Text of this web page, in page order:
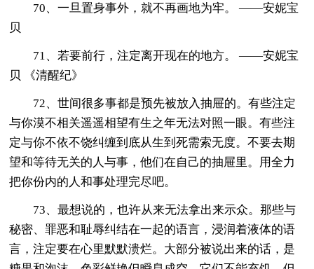
70、一旦置身事外，就不再画地为牢。 ——安妮宝
贝
71、若要前行，注定离开现在的地方。 ——安妮宝
贝 《清醒纪》
72、世间很多事都是预先被放入抽屉的。有些注定
与你漠不相关遥遥相望有生之年无法对照一眼。有些注
定与你不依不饶纠缠到底从生到死需索无度。不要去期
望和等待无关的人与事，他们在自己的抽屉里。用全力
把你份内的人和事处理完尽吧。
73、最想说的，也许从来无法拿出来示众。那些与
秘密、罪恶和耻辱纠结在一起的语言，浸润着液体的语
言，注定要在心里默默溃烂。大部分被说出来的话，是